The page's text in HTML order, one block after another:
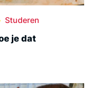
Studeren
je dat